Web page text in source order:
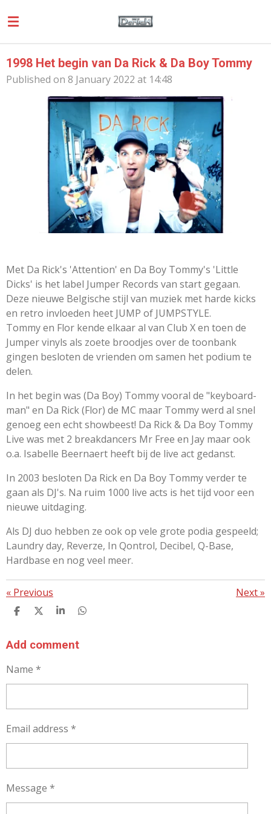
to
content
1998 Het begin van Da Rick & Da Boy Tommy
Published on 8 January 2022 at 14:48
Met Da Rick's 'Attention' en Da Boy Tommy's 'Little
Dicks' is het label Jumper Records van start gegaan.
Deze nieuwe Belgische stijl van muziek met harde kicks
en retro invloeden heet JUMP of JUMPSTYLE.
Tommy en Flor kende elkaar al van Club X en toen de
Jumper vinyls als zoete broodjes over de toonbank
gingen besloten de vrienden om samen het podium te
delen.
In het begin was (Da Boy) Tommy vooral de "keyboard-
man" en Da Rick (Flor) de MC maar Tommy werd al snel
genoeg een echt showbeest! Da Rick & Da Boy Tommy
Live was met 2 breakdancers Mr Free en Jay maar ook
o.a. Isabelle Beernaert heeft bij de live act gedanst.
In 2003 besloten Da Rick en Da Boy Tommy verder te
gaan als DJ's. Na ruim 1000 live acts is het tijd voor een
nieuwe uitdaging.
Als DJ duo hebben ze ook op vele grote podia gespeeld;
Laundry day, Reverze, In Qontrol, Decibel, Q-Base,
Hardbase en nog veel meer.
« Previous Next»
S
R
S
R
S
R
S
Add comment
Name *
Email address *
Message *